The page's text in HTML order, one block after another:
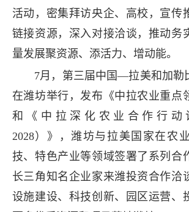
活动，密集拜访央企、高校，宣传
链接资源，深入对接洽谈，推动务
量发展聚资源、添活力、增动能。
7月，第三届中国—拉美和加勒
在潍坊举行，发布《中拉农业重点
和《中拉深化农业合作行动
2028）》，潍坊与拉美国家在农
技、特色产业等领域签署了系列合
长三角知名企业家来潍投资合作洽
设施建设、科技创新、园区运营、